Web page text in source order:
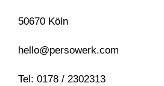
50670 Köln
hello@persowerk.com
Tel: 0178 / 2302313